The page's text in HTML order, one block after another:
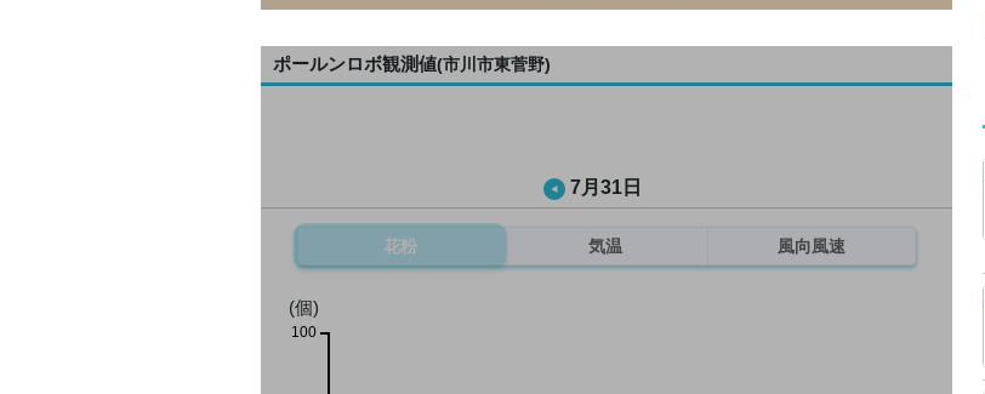
ポールンロボ観測値(市川市東菅野)
7月31日
花粉 気温 風向風速
(個)
100